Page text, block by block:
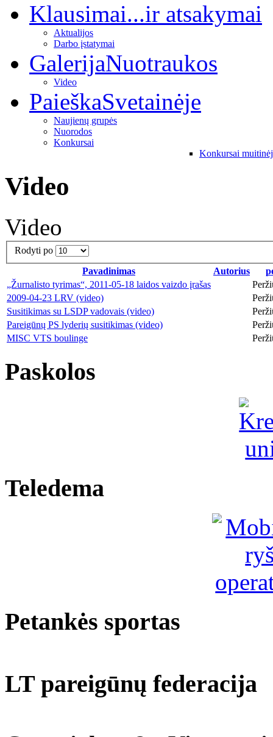
Klausimai...ir atsakymai
Aktualijos
Darbo įstatymai
GalerijaNuotraukos
Video
PaieškaSvetainėje
Naujienų grupės
Nuorodos
Konkursai
Konkursai
Video
Video
Rodyti po
Pavadinimas
Autorius
„Žurnalisto tyrimas“, 2011-05-18 laidos vaizdo įrašas
2009-04-23 LRV (video)
Susitikimas su LSDP vadovais (video)
Pareigūnų PS lyderių susitikimas (video)
MISC VTS boulinge
Paskolos
Teledema
Petankės sportas
LT pareigūnų federacija